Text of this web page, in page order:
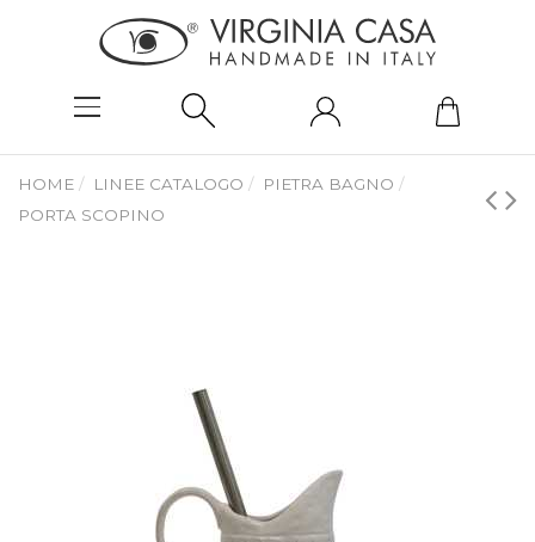
HOME LINEE CATALOGO
PIETRA BAGNO
PORTA SCOPINO